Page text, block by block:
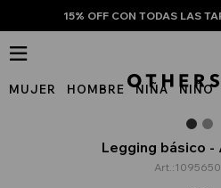
15% OFF CON TODAS LAS
MUJER HOMBRE NIÑA NIÑO

Legging básico -